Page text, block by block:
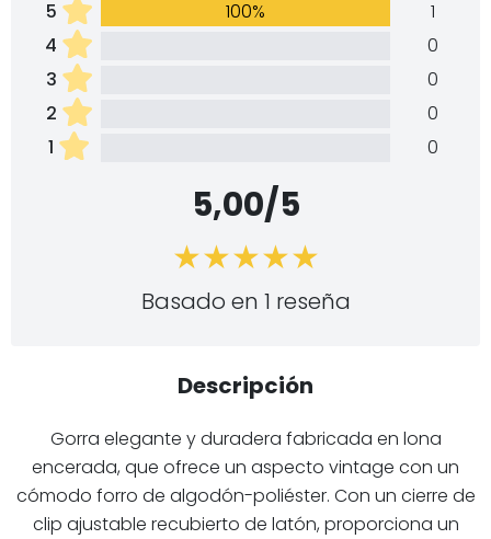
5 100%
1
4
0
3
0
2
0
1
0
5,00/5
Basado en 1 reseña
Descripción
Gorra elegante y duradera fabricada en lona
encerada, que ofrece un aspecto vintage con un
cómodo forro de algodón-poliéster. Con un cierre de
clip ajustable recubierto de latón, proporciona un